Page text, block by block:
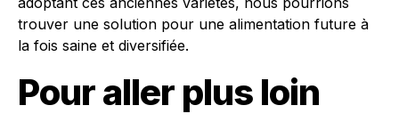
trouver une solution pour une alimentation future à
la fois saine et diversifiée.
Pour aller plus loin